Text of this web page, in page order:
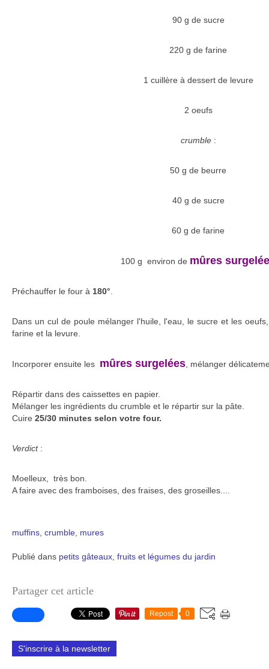
90 g de sucre
220 g de farine
1 cuillère à dessert de levure
2 oeufs
crumble :
50 g de beurre
40 g de sucre
60 g de farine
100 g environ de mûres
Préchauffer le four à 180°
Dans un cul de poule mélanger l'huile, l'eau, le sucre et les
farine et la levure.
Incorporer ensuite les mûres surgelées , mélanger
Répartir dans des caissettes en papier.
Mélanger les ingrédients du crumble et le répartir sur la pâte.
Cuire 25/30 minutes selon votre four.
Verdict :
Moelleux, très bon.
A faire avec des framboises, des fraises, des groseilles....
muffins crumble mures
Publié dans petits gâteaux fruits et légumes du jardin
Partager cet article
Repost 0
S'inscrire à la newsletter